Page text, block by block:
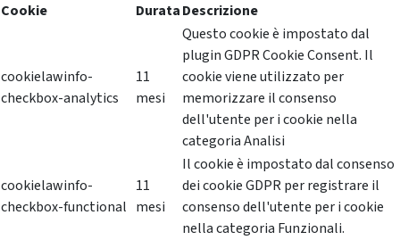
Cookie
DurataDescrizione
cookielawinfo-
checkbox-analytics
11
mesi
Questo cookie è impostato dal
plugin GDPR Cookie Consent. Il
cookie viene utilizzato per
memorizzare il consenso
dell'utente per i cookie nella
categoria Analisi
cookielawinfo-
checkbox-functional
11
mesi
Il cookie è impostato dal consenso
dei cookie GDPR per registrare il
consenso dell'utente per i cookie
nella categoria Funzionali.